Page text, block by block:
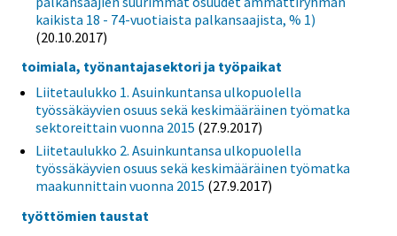
kaikista 18 - 74-vuotiaista palkansaajista, % 1)
(20.10.2017)
toimiala, työnantajasektori ja työpaikat
Liitetaulukko 1. Asuinkuntansa ulkopuolella
työssäkäyvien osuus sekä keskimääräinen työmatka
sektoreittain vuonna 2015 (27.9.2017)
Liitetaulukko 2. Asuinkuntansa ulkopuolella
työssäkäyvien osuus sekä keskimääräinen työmatka
maakunnittain vuonna 2015 (27.9.2017)
työttömien taustat